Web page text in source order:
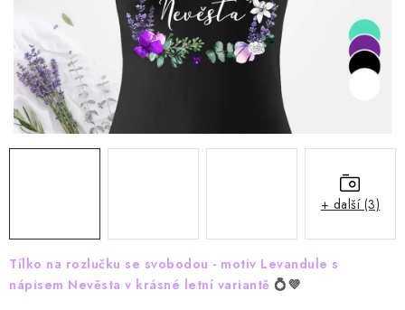
KONTAKTY
Jak nakupovat Moje objednávka
Výměna / vrácení zboží
Hodnocení obchodu
Obchodní podmínky
GDPR + cookies
Tílko na rozlučku se svobodou - motiv Levandule s
nápisem Nevěsta v krásné letní variantě 💍💜
+ další (3)